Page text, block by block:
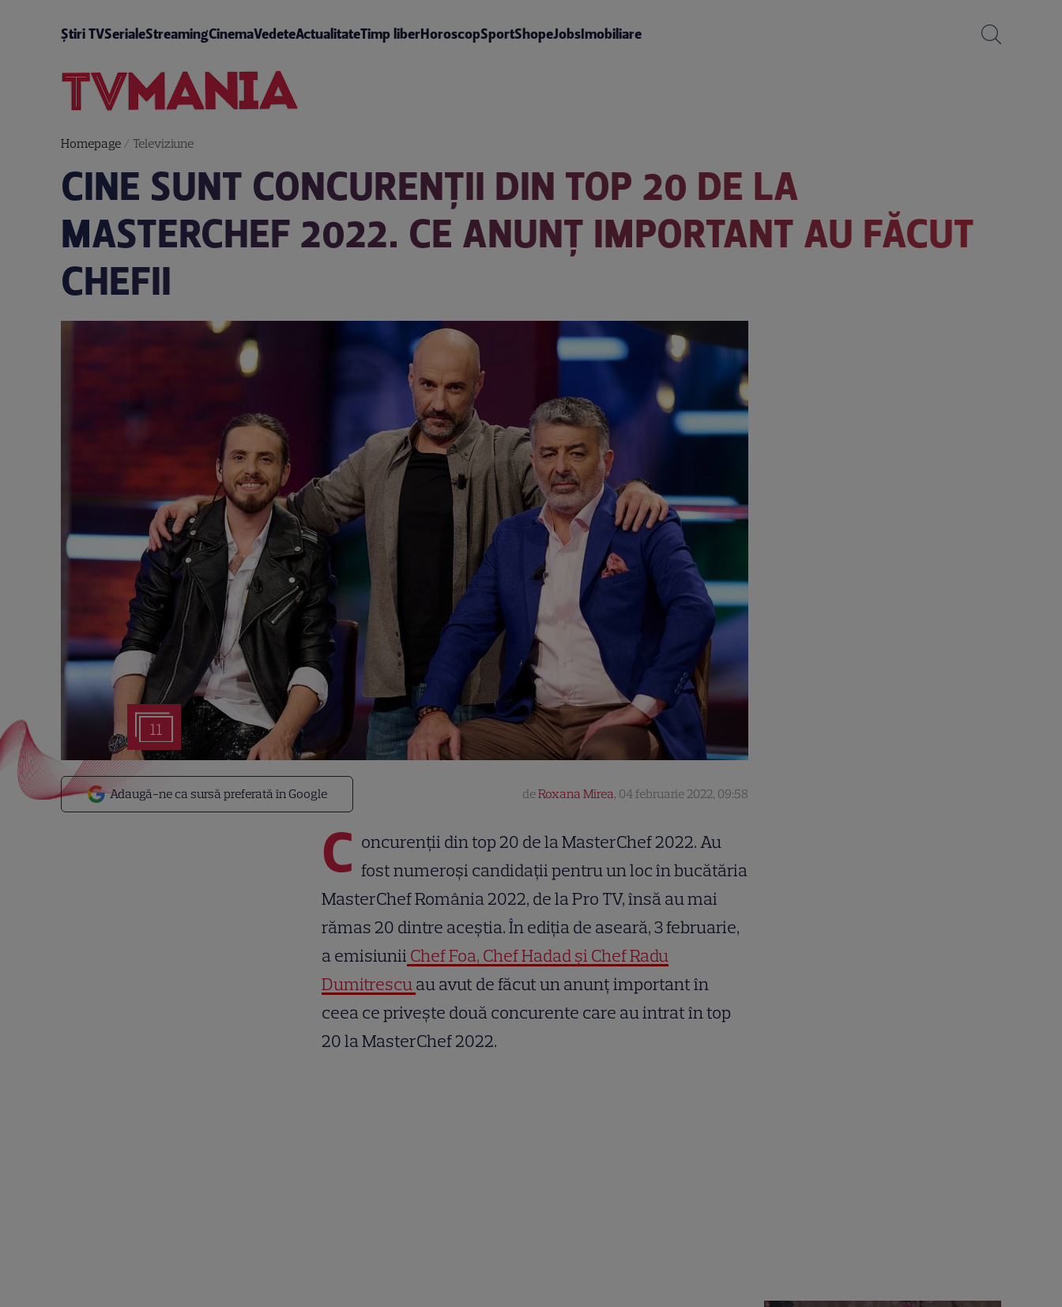
Știri TVSerialeStreamingCinemaVedeteActualitateTimp liberHoroscopSportShopeJobsImobiliare
Homepage/ Televiziune
CINE SUNT CONCURENȚII DIN TOP 20 DE LA
MASTERCHEF 2022. CE ANUNȚ IMPORTANT AU FĂCUT
CHEFII
11
Adaugă-ne ca sursă preferată în Google deRoxana Mirea, 04 februarie 2022, 09:58
C oncurenții din top 20 de la MasterChef 2022. Au
fost numeroși candidații pentru un loc în bucătăria
MasterChef România 2022, de la Pro TV, însă au mai
rămas 20 dintre aceștia. În ediția de aseară, 3 februarie,
a emisiunii Chef Foa, Chef Hadad și Chef Radu
Dumitrescuau avut de făcut un anunț important în
ceea ce privește două concurente care au intrat în top
20 la MasterChef 2022.